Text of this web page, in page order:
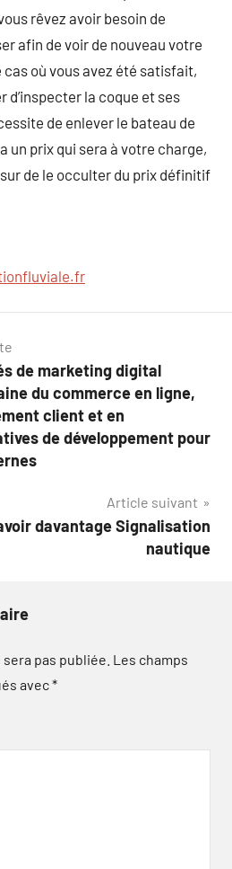
rêvez avoir besoin de
afin de voir de nouveau votre
où vous avez été satisfait,
d’inspecter la coque et ses
de enlever le bateau de
un prix qui sera à votre charge,
de le occulter du prix définitif
de marketing digital
du commerce en ligne,
client et en
de développement pour
Article suivant
davantage Signalisation
nautique
pas publiée. Les champs
avec*